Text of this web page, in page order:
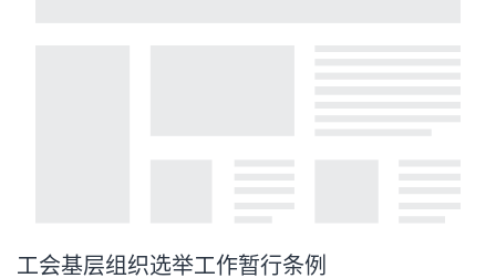
工会基层组织选举工作暂行条例